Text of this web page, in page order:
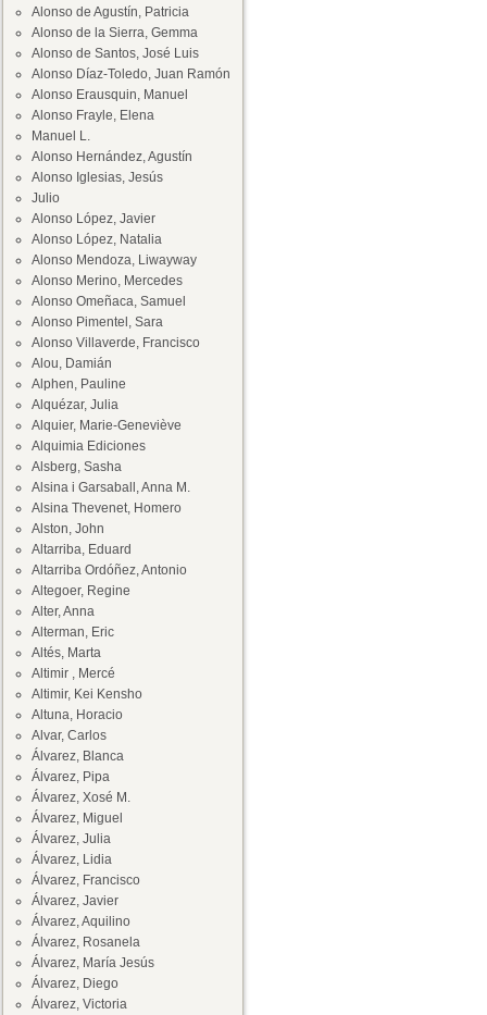
Alonso de Agustín, Patricia
Alonso de la Sierra, Gemma
Alonso de Santos, José Luis
Alonso Díaz-Toledo, Juan Ramón
Alonso Erausquin, Manuel
Alonso Frayle, Elena
Manuel L.
Alonso Hernández, Agustín
Alonso Iglesias, Jesús
Julio
Alonso López, Javier
Alonso López, Natalia
Alonso Mendoza, Liwayway
Alonso Merino, Mercedes
Alonso Omeñaca, Samuel
Alonso Pimentel, Sara
Alonso Villaverde, Francisco
Alou, Damián
Alphen, Pauline
Alquézar, Julia
Alquier, Marie-Geneviève
Alquimia Ediciones
Alsberg, Sasha
Alsina i Garsaball, Anna M.
Alsina Thevenet, Homero
Alston, John
Altarriba, Eduard
Altarriba Ordóñez, Antonio
Altegoer, Regine
Alter, Anna
Alterman, Eric
Altés, Marta
Altimir , Mercé
Altimir, Kei Kensho
Altuna, Horacio
Alvar, Carlos
Álvarez, Blanca
Álvarez, Pipa
Álvarez, Xosé M.
Álvarez, Miguel
Álvarez, Julia
Álvarez, Lidia
Álvarez, Francisco
Álvarez, Javier
Álvarez, Aquilino
Álvarez, Rosanela
Álvarez, María Jesús
Álvarez, Diego
Álvarez, Victoria